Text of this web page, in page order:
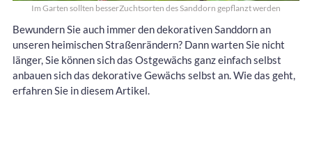
Im Garten sollten besserZuchtsorten des Sanddorn gepflanzt werden
Bewundern Sie auch immer den dekorativen Sanddorn an
unseren heimischen Straßenrändern? Dann warten Sie nicht
länger, Sie können sich das Ostgewächs ganz einfach selbst
anbauen sich das dekorative Gewächs selbst an. Wie das geht,
erfahren Sie in diesem Artikel.